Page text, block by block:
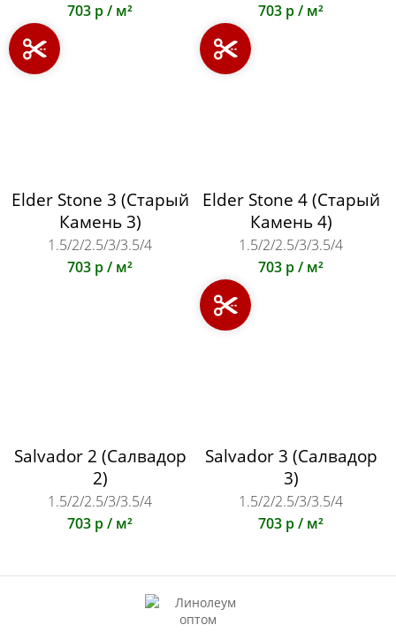
703 р / м²
703 р / м²
Elder Stone 3 (Старый
Камень 3)
1.5/2/2.5/3/3.5/4
703 р / м²
Elder Stone 4 (Старый
Камень 4)
1.5/2/2.5/3/3.5/4
703 р / м²
Salvador 2 (Салвадор
2)
1.5/2/2.5/3/3.5/4
703 р / м²
Salvador 3 (Салвадор
3)
1.5/2/2.5/3/3.5/4
703 р / м²